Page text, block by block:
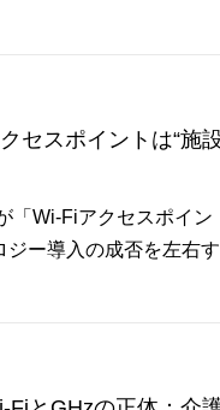
セスポイントは“施
「Wi-Fiアクセスポイン
ジー導入の成否を左右す